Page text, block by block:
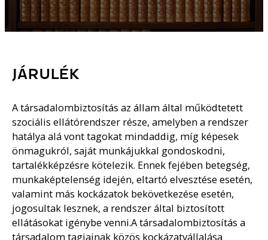
JÁRULÉK
A társadalombiztosítás az állam által működtetett
szociális ellátórendszer része, amelyben a rendszer
hatálya alá vont tagokat mindaddig, míg képesek
önmagukról, saját munkájukkal gondoskodni,
tartalékképzésre kötelezik. Ennek fejében betegség,
munkaképtelenség idején, eltartó elvesztése esetén,
valamint más kockázatok bekövetkezése esetén,
jogosultak lesznek, a rendszer által biztosított
ellátásokat igénybe venni.A társadalombiztosítás a
társadalom tagjainak közös kockázatvállalása